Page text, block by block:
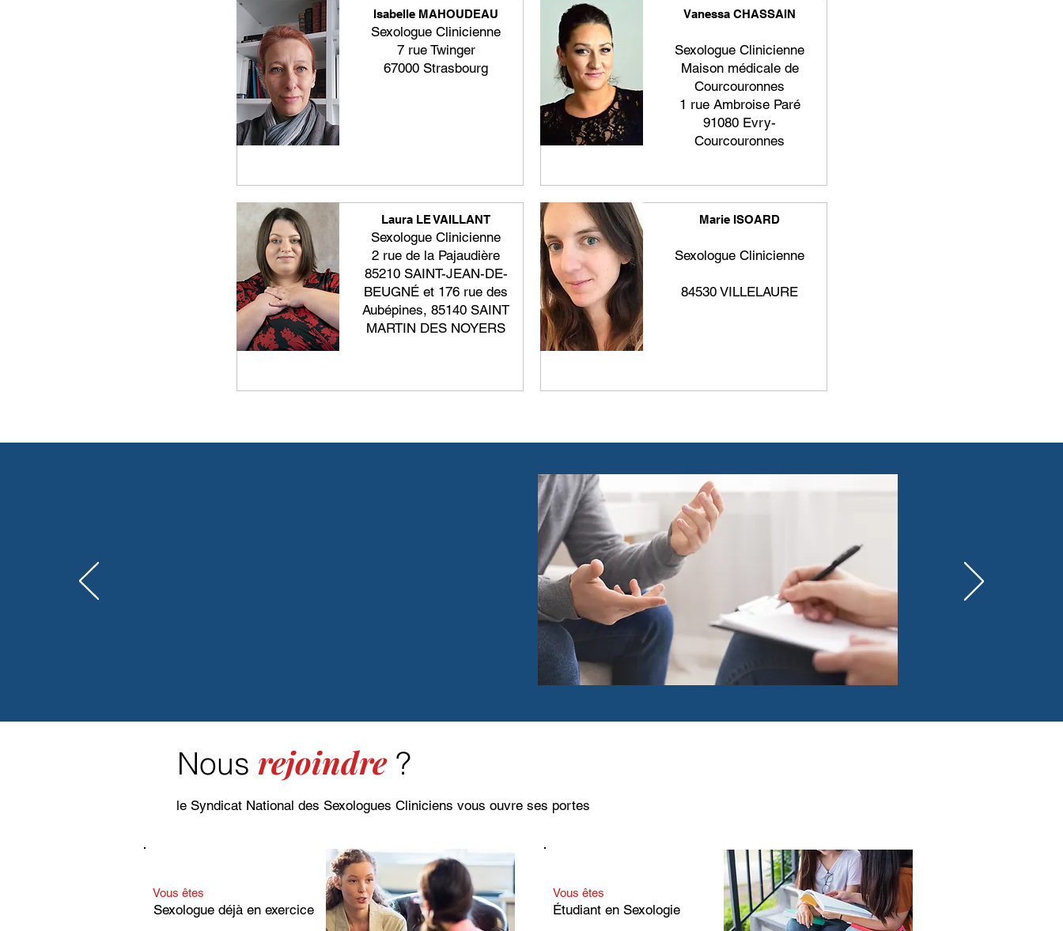
Isabelle MAHOUDEAU
Sexologue Clinicienne
7 rue Twinger
67000 Strasbourg
Laura LE VAILLANT
Sexologue Clinicienne
2 rue de la Pajaudière
85210 SAINT-JEAN-DE-
BEUGNÉ et 176 rue des
Aubépines, 85140 SAINT
MARTIN DES NOYERS
Vanessa CHASSAIN
Sexologue Clinicienne
Maison médicale de
Courcouronnes
1 rue Ambroise Paré
91080 Evry-
Courcouronnes
Marie ISOARD
Sexologue Clinicienne
84530 VILLELAURE
Nous rejoindre?
le Syndicat National des Sexologues Cliniciens vous ouvre ses portes
Sexologue déjà en exercice
Vous êtes Vous êtes
Étudiant en Sexologie